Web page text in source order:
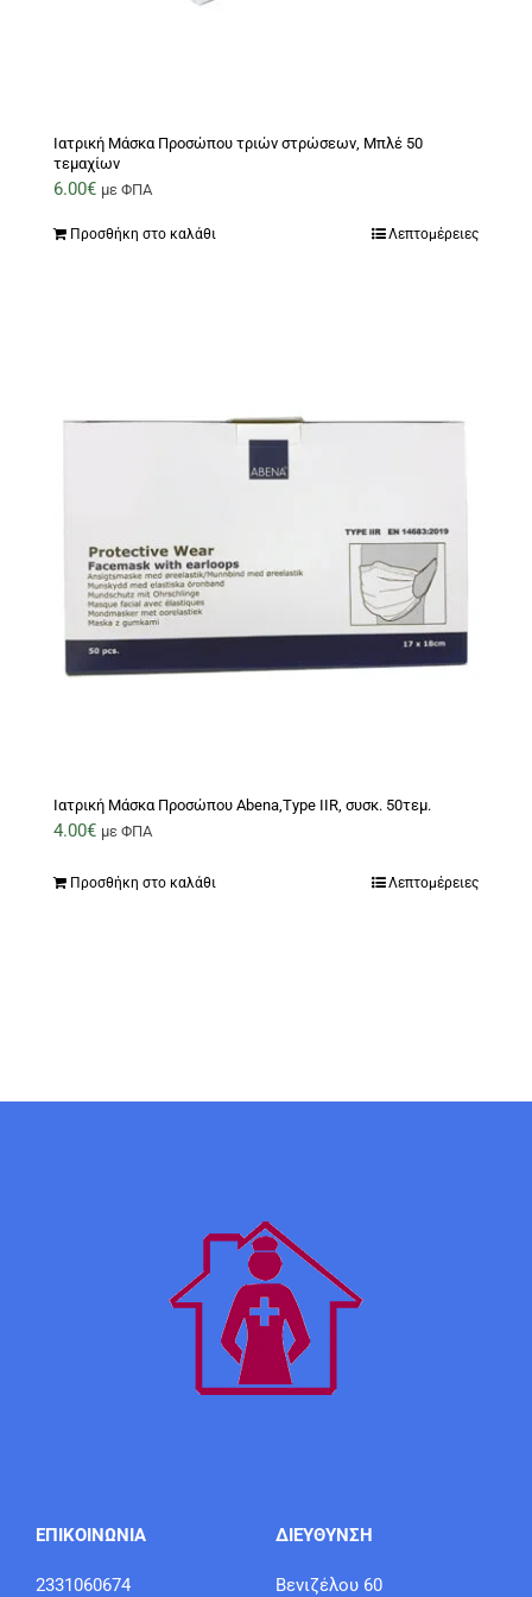
Ιατρική Μάσκα Προσώπου τριών στρώσεων, Μπλέ 50
τεμαχίων
6.00€ με ΦΠΑ
Προσθήκη στο καλάθι Λεπτομέρειες
Ιατρική Μάσκα Προσώπου Abena,Type IIR, συσκ. 50τεμ.
4.00€ με ΦΠΑ
Προσθήκη στο καλάθι Λεπτομέρειες
ΕΠΙΚΟΙΝΩΝΙΑ
2331060674
ΔΙΕΥΘΥΝΣΗ
Βενιζέλου 60